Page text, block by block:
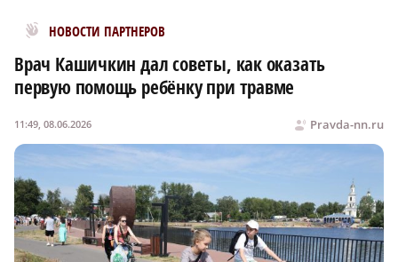
НОВОСТИ ПАРТНЕРОВ
Новости МирТесен
Врач Кашичкин дал советы, как оказать
первую помощь ребёнку при травме
Pravda-nn.ru
11:49, 08.06.2026